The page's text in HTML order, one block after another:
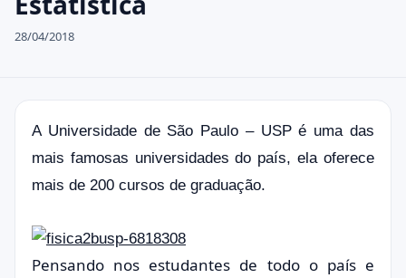
espanhol
28/04/2018
A Universidade de São Paulo – USP é uma das
mais famosas universidades do país, ela oferece
mais de 200 cursos de graduação.
Pensando nos estudantes de todo o país e